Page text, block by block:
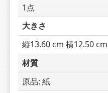
1点
大きさ
縦13.60 cm 横12.50 cm
材質
原品: 紙